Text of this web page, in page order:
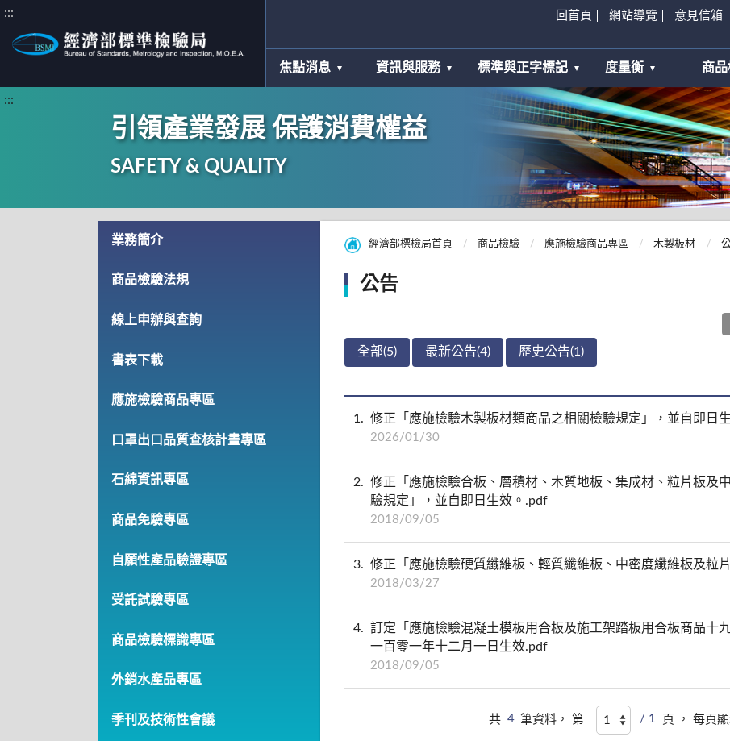
回首頁 網站導覽 意見信箱
:::
焦點消息 資訊與服務 標準與正字標記 度量衡 商
:::
引領產業發展 保護消費權益
SAFETY & QUALITY
業務簡介
商品檢驗法規
線上申辦與查詢
書表下載
應施檢驗商品專區
口罩出口品質查核計畫專區
石綿資訊專區
商品免驗專區
自願性產品驗證專區
受託試驗專區
商品檢驗標識專區
外銷水產品專區
季刊及技術性會議
經濟部標檢局首頁 商品檢驗 應施檢驗商品專區 木製板材
公告
全部(5) 最新公告(4) 歷史公告(1)
1 修正「應施檢驗木製板材類商品之相關檢驗規定」，並自即日
2026/01/30
2
修正「應施檢驗合板、層積材、木質地板、集成材、粒片板及
驗規定」，並自即日生效。.pdf
2018/09/05
3 修正「應施檢驗硬質纖維板、輕質纖維板、中密度纖維板及粒
2018/03/27
4
訂定「應施檢驗混凝土模板用合板及施工架踏板用合板商品十
一百零一年十二月一日生效.pdf
2018/09/05
共 4 筆資料， 第 / 1 頁 ， 每頁